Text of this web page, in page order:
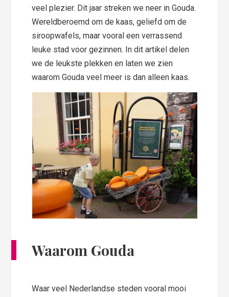
veel plezier. Dit jaar streken we neer in Gouda.
Wereldberoemd om de kaas, geliefd om de
siroopwafels, maar vooral een verrassend
leuke stad voor gezinnen. In dit artikel delen
we de leukste plekken en laten we zien
waarom Gouda veel meer is dan alleen kaas.
Waarom Gouda
Waar veel Nederlandse steden vooral mooi